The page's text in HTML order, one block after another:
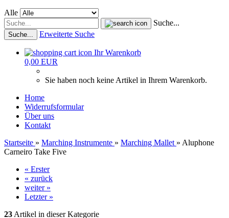
Alle
Suche...
Suche... Erweiterte Suche
Ihr Warenkorb
0,00 EUR
Sie haben noch keine Artikel in Ihrem Warenkorb.
Home
Widerrufsformular
Über uns
Kontakt
Startseite » Marching Instrumente » Marching Mallet » Aluphone
Carneiro Take Five
« Erster
« zurück
weiter »
Letzter »
23 Artikel in dieser Kategorie